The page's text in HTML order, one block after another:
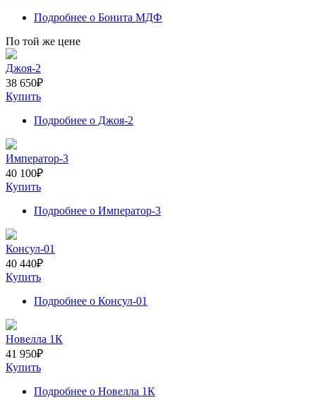
Подробнее о Бонита МДФ
По той же цене
Джоя-2
38 650₽
Купить
Подробнее о Джоя-2
Император-3
40 100₽
Купить
Подробнее о Император-3
Консул-01
40 440₽
Купить
Подробнее о Консул-01
Новелла 1К
41 950₽
Купить
Подробнее о Новелла 1К